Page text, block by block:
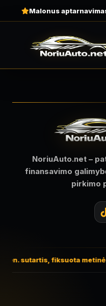
Malonus
NoriuAuto.net –
finansavimo
pirkimo
sutartis, fiksuota metinė